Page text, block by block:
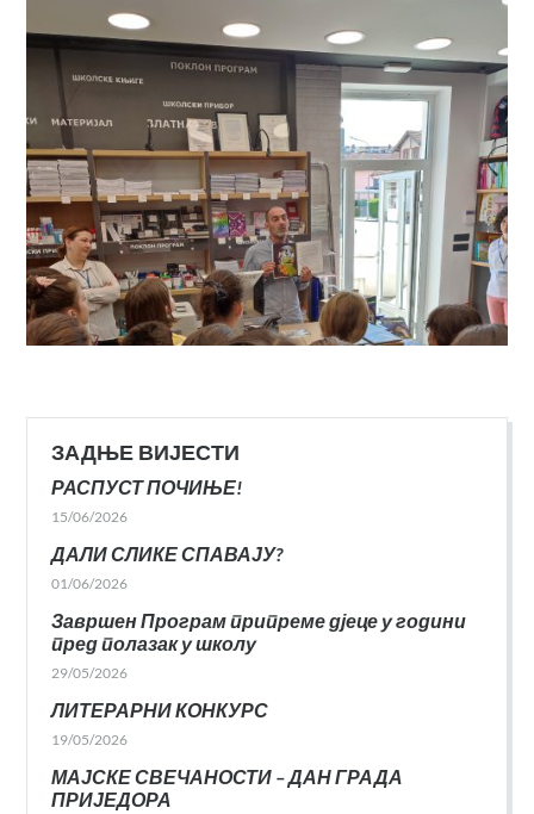
ЗАДЊЕ ВИЈЕСТИ
РАСПУСТ ПОЧИЊЕ!
15/06/2026
ДАЛИ СЛИКЕ СПАВАЈУ?
01/06/2026
Завршен Програм припреме дјеце у години
пред полазак у школу
29/05/2026
ЛИТЕРАРНИ КОНКУРС
19/05/2026
МАЈСКЕ СВЕЧАНОСТИ – ДАН ГРАДА
ПРИЈЕДОРА